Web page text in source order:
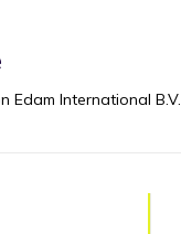
Edam International B.V.